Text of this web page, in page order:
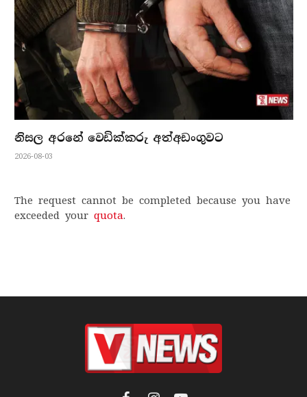
නිසල අරනේ වෙඩික්කරු අත්අඩංගුවට
2026-08-03
The request cannot be completed because you have
exceeded your quota.